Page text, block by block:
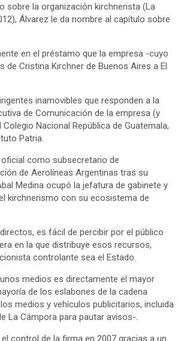
sobre la organización kirchnerista (La
Álvarez le da nombre al capítulo sobre
en el préstamo que la empresa -cuyo
Cristina Kirchner de Buenos Aires a El
inamovibles que responden a la
de Comunicación de la empresa (y
Nacional República de Guatemala,
Patria.
como subsecretario de
de Aerolíneas Argentinas tras su
Medina ocupó la jefatura de gabinete y
kirchnerismo con su ecosistema de
es fácil de percibir por el público
en la que distribuye esos recursos,
controlante sea el Estado.
medios es directamente el mayor
de los eslabones de la cadena
medios y vehículos publicitarios, incluida
La Cámpora para pautar avisos-.
control de la firma en 2007 gracias a un